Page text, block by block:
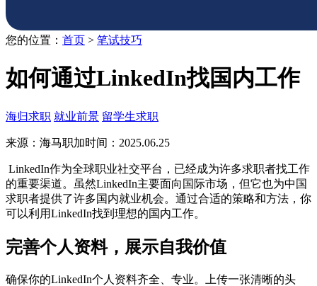
您的位置： 首页 > 笔试技巧
如何通过LinkedIn找国内工作
海归求职 就业前景 留学生求职
来源：海马职加时间：2025.06.25
LinkedIn作为全球职业社交平台，已经成为许多求职者找工作
的重要渠道。虽然LinkedIn主要面向国际市场，但它也为中国
求职者提供了许多国内就业机会。通过合适的策略和方法，你
可以利用LinkedIn找到理想的国内工作。
完善个人资料，展示自我价值
确保你的LinkedIn个人资料齐全、专业。上传一张清晰的头